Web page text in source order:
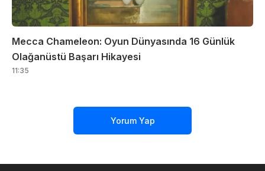
Mecca Chameleon: Oyun Dünyasında 16 Günlük
Olağanüstü Başarı Hikayesi
11:35
Yorum Yap